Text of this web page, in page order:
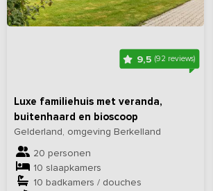
9,5 (92 reviews)
Luxe familiehuis met veranda,
buitenhaard en bioscoop
Gelderland, omgeving Berkelland
20 personen
10 slaapkamers
10 badkamers / douches